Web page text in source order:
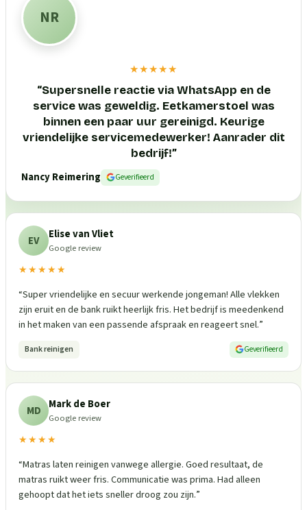
NR
★★★★★
“Supersnelle reactie via WhatsApp en de
service was geweldig. Eetkamerstoel was
binnen een paar uur gereinigd. Keurige
vriendelijke servicemedewerker! Aanrader dit
bedrijf!”
Nancy Reimering
Geverifieerd
EV Elise van Vliet
Google review
★★★★★
“Super vriendelijke en secuur werkende jongeman! Alle vlekken
zijn eruit en de bank ruikt heerlijk fris. Het bedrijf is meedenkend
in het maken van een passende afspraak en reageert snel.”
Bank reinigen Geverifieerd
MD Mark de Boer
Google review
★★★★
“Matras laten reinigen vanwege allergie. Goed resultaat, de
matras ruikt weer fris. Communicatie was prima. Had alleen
gehoopt dat het iets sneller droog zou zijn.”